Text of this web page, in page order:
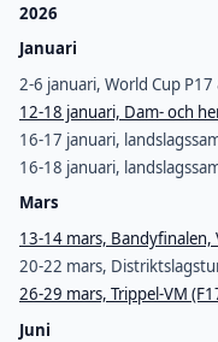
2026
Januari
2-6 januari, World Cup
12-18 januari, Dam- och
16-17 januari,
16-18 januari,
Mars
13-14 mars, Bandyfinalen,
20-22 mars,
26-29 mars, Trippel-VM
Juni